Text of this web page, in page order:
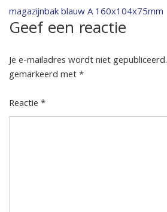
Bericht
navigatie
magazijnbak blauw A 160x104x75mm
Geef een reactie
Je e-mailadres wordt niet gepubliceerd.
gemarkeerd met*
Reactie*